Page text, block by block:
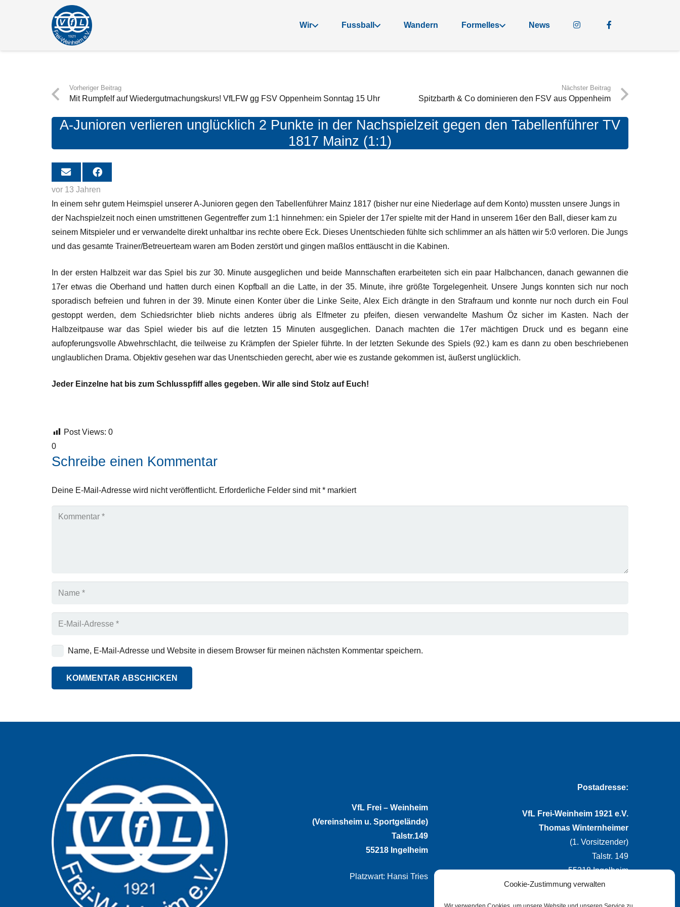
Cookie-Zustimmung verwalten
Wir Fussball Wandern Formelles News
Vorheriger Beitrag
Mit Rumpfelf auf Wiedergutmachungskurs! VfLFW gg FSV Oppenheim Sonntag 15 Uhr
Nächster Beitrag
Spitzbarth & Co dominieren den FSV aus Oppenheim
A-Junioren verlieren unglücklich 2 Punkte in der Nachspielzeit gegen den Tabellenführer TV
1817 Mainz (1:1)
vor 13 Jahren
In einem sehr gutem Heimspiel unserer A-Junioren gegen den Tabellenführer Mainz 1817 (bisher nur eine Niederlage auf dem Konto) mussten unsere Jungs in
der Nachspielzeitnoch einen umstrittenen Gegentreffer zum 1:1 hinnehmen: ein Spieler der 17er spielte mit der Hand in unserem 16er den Ball, dieser kam zu
seinem Mitspieler und er verwandelte direkt unhaltbar ins rechte obere Eck. Dieses Unentschieden fühlte sich schlimmer an als hätten wir 5:0 verloren. Die Jungs
und das gesamte Trainer/Betreuerteam waren am Boden zerstört und gingen maßlos enttäuscht in die Kabinen.
In der ersten Halbzeit war das Spiel bis zur 30. Minute ausgeglichen und beide Mannschaften erarbeiteten sich ein paar Halbchancen, danach gewannen die
17er etwas die Oberhand und hatten durch einen Kopfball an die Latte, in der 35. Minute, ihre größte Torgelegenheit. Unsere Jungs konnten sich nur noch
sporadisch befreien und fuhren in der 39. Minute einen Konter über die Linke Seite, Alex Eich drängte in den Strafraum und konnte nur noch durch ein Foul
gestoppt werden, dem Schiedsrichter blieb nichts anderes übrig als Elfmeter zu pfeifen, diesen verwandelte Mashum Öz sicher im Kasten. Nach der
Halbzeitpause war das Spiel wieder bis auf die letzten 15 Minuten ausgeglichen. Danach machten die 17er mächtigen Druck und es begann eine
aufopferungsvolle Abwehrschlacht, die teilweise zu Krämpfen der Spieler führte. In der letzten Sekunde des Spiels (92.) kam es dann zu oben beschriebenen
unglaublichen Drama. Objektiv gesehen war das Unentschieden gerecht, aber wie es zustande gekommen ist, äußerst unglücklich.
Jeder Einzelne hat bis zum Schlusspfiff alles gegeben. Wir alle sind Stolz auf Euch!
Post Views: 0
0
Schreibe einen Kommentar
Deine E-Mail-Adresse wird nicht veröffentlicht. Erforderliche Felder sind mit* markiert
Name, E-Mail-Adresse und Website in diesem Browser für meinen nächsten Kommentar speichern.
KOMMENTAR ABSCHICKEN
VfL Frei – Weinheim
(Vereinsheim u. Sportgelände)
Talstr.149
55218 Ingelheim
Platzwart: Hansi Tries
Postadresse:
VfL Frei-Weinheim 1921 e.V.
Thomas Winternheimer
(1. Vorsitzender)
Talstr. 149
55218 Ingelheim